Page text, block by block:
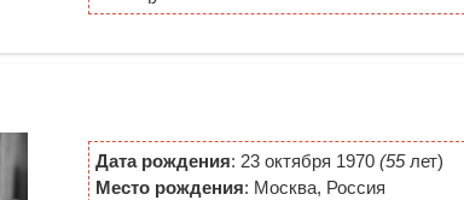
Дата рождения: 23 октября 1970 (55лет)
Место рождения: Москва, Россия